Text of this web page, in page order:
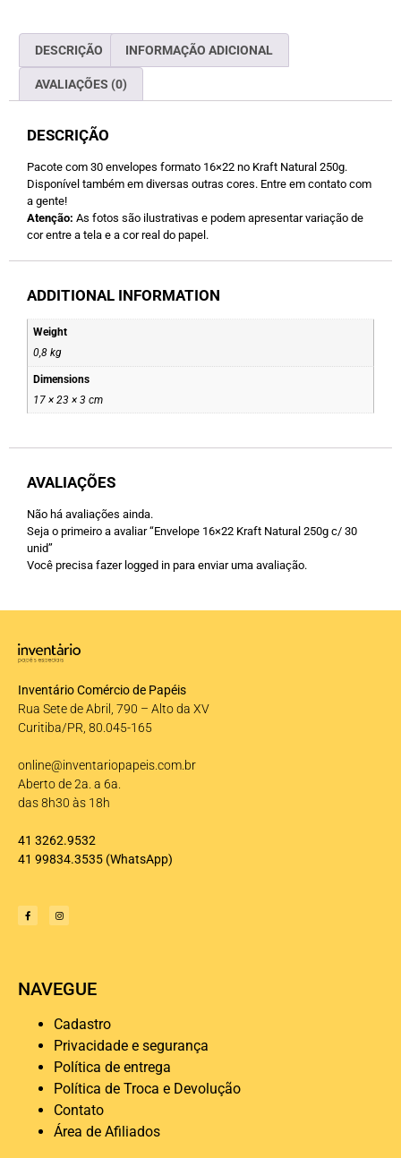
DESCRIÇÃO INFORMAÇÃO ADICIONAL
AVALIAÇÕES (0)
DESCRIÇÃO
Pacote com 30 envelopes formato 16×22 no Kraft Natural 250g.
Disponível também em diversas outras cores. Entre em contato com
a gente!
Atenção: As fotos são ilustrativas e podem apresentar variação de
cor entre a tela e a cor real do papel.
ADDITIONAL INFORMATION
Weight
0,8 kg
Dimensions
17 × 23 × 3 cm
AVALIAÇÕES
Não há avaliações ainda.
Seja o primeiro a avaliar “Envelope 16×22 Kraft Natural 250g c/ 30
unid”
Você precisa fazer logged in para enviar uma avaliação.
Inventário Comércio de Papéis
Rua Sete de Abril, 790 – Alto da XV
Curitiba/PR, 80.045-165
online@inventariopapeis.com.br
Aberto de 2a. a 6a.
das 8h30 às 18h
41 3262.9532
41 99834.3535 (WhatsApp)
NAVEGUE
Cadastro
Privacidade e segurança
Política de entrega
Política de Troca e Devolução
Contato
Área de Afiliados